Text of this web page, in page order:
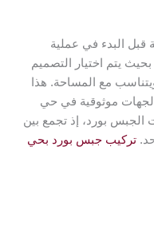
قبل البدء في عملية
يتم اختيار التصميم
مع المساحة. هذا
موثوقية في حي
بورد، إذ تجمع بين
تركيب جبس بورد بحي